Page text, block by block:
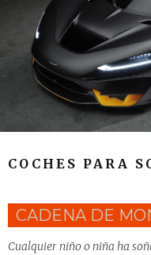
COCHES PARA
CADENA DE
Cualquier niño o niña ha